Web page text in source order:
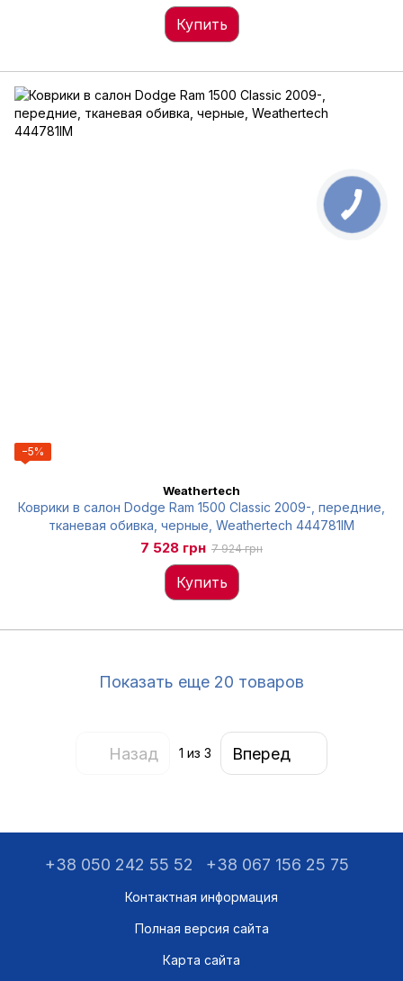
Купить
−5%
Weathertech
Коврики в салон Dodge Ram 1500 Classic 2009-, передние,
тканевая обивка, черные, Weathertech 444781IM
7 528 грн 7 924 грн
Купить
Показать еще 20 товаров
Назад 1 из 3 Вперед
+38 050 242 55 52 +38 067 156 25 75
Контактная информация
Полная версия сайта
Карта сайта
КНОПКА
ЗВ'ЯЗКУ